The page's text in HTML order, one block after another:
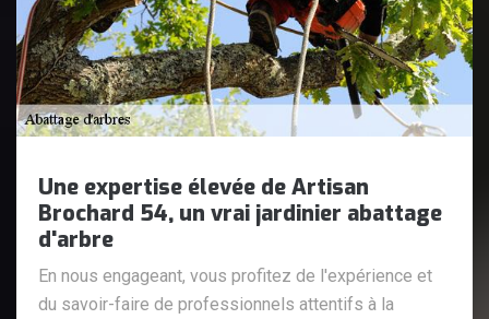
Une expertise élevée de Artisan
Brochard 54, un vrai jardinier abattage
d'arbre
En nous engageant, vous profitez de l'expérience et
du savoir-faire de professionnels attentifs à la